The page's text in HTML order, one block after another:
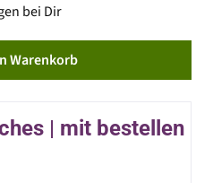
bei Dir
Warenkorb
| mit bestellen